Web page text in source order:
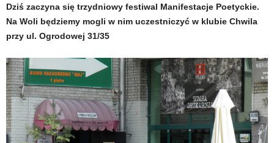
Dziś zaczyna się trzydniowy festiwal Manifestacje Poetyckie.
Na Woli będziemy mogli w nim uczestniczyć w klubie Chwila
przy ul. Ogrodowej 31/35